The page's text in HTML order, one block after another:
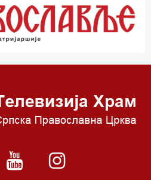
на сваки пун сат